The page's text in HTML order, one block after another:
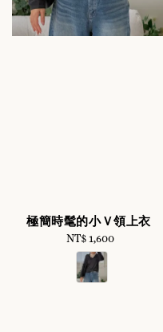
極簡時髦的小Ｖ領上衣
Regular
price
NT$ 1,600